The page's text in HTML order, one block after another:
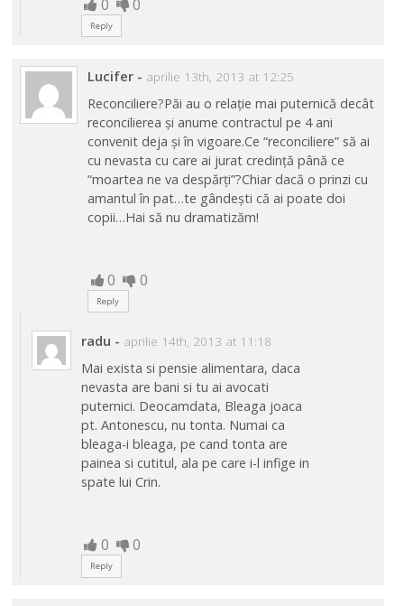
0 0
Reply
Lucifer - aprilie 13th, 2013 at 12:25
Reconciliere?Păi au o relație mai puternică decât
reconcilierea și anume contractul pe 4 ani
convenit deja și în vigoare.Ce “reconciliere” să ai
cu nevasta cu care ai jurat credință până ce
“moartea ne va despărți”?Chiar dacă o prinzi cu
amantul în pat…te gândești că ai poate doi
copii…Hai să nu dramatizăm!
0 0
Reply
radu - aprilie 14th, 2013 at 11:18
Mai exista si pensie alimentara, daca
nevasta are bani si tu ai avocati
puternici. Deocamdata, Bleaga joaca
pt. Antonescu, nu tonta. Numai ca
bleaga-i bleaga, pe cand tonta are
painea si cutitul, ala pe care i-l infige in
spate lui Crin.
0 0
Reply